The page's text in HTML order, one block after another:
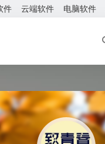
件 云端软件 电脑软件